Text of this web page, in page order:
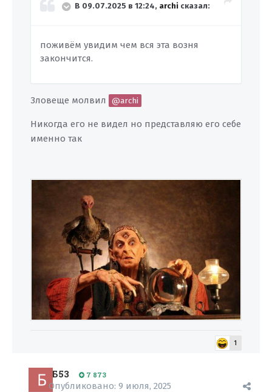
В 09.07.2025 в 12:24, archi сказал:
поживём увидим чем вся эта возня
закончится.
Зловеще молвил @archi
Никогда его не видел но представляю его себе
именно так
1
Б53 7 873
Опубликовано: 9 июля, 2025